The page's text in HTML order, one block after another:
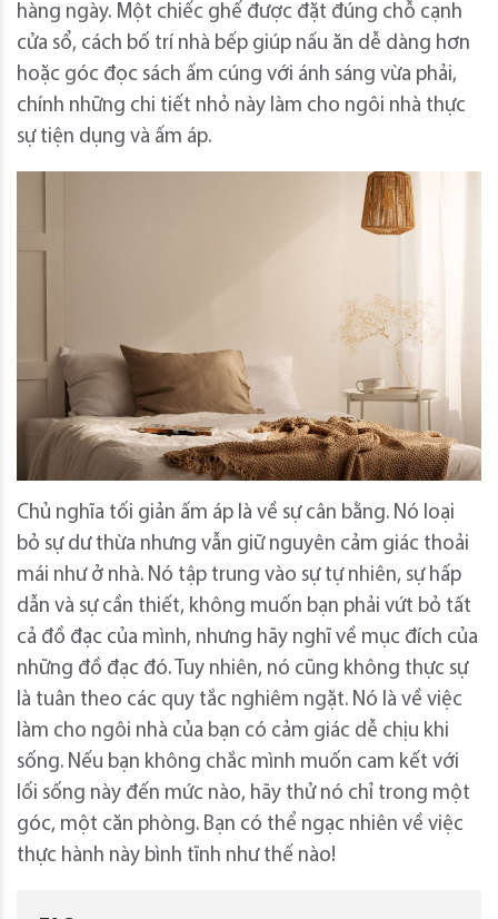
hàng ngày. Một chiếc ghế được đặt đúng chỗ cạnh
cửa sổ, cách bố trí nhà bếp giúp nấu ăn dễ dàng hơn
hoặc góc đọc sách ấm cúng với ánh sáng vừa phải,
chính những chi tiết nhỏ này làm cho ngôi nhà thực
sự tiện dụng và ấm áp.
Chủ nghĩa tối giản ấm áp là về sự cân bằng. Nó loại
bỏ sự dư thừa nhưng vẫn giữ nguyên cảm giác thoải
mái như ở nhà. Nó tập trung vào sự tự nhiên, sự hấp
dẫn và sự cần thiết, không muốn bạn phải vứt bỏ tất
cả đồ đạc của mình, nhưng hãy nghĩ về mục đích của
những đồ đạc đó. Tuy nhiên, nó cũng không thực sự
là tuân theo các quy tắc nghiêm ngặt. Nó là về việc
làm cho ngôi nhà của bạn có cảm giác dễ chịu khi
sống. Nếu bạn không chắc mình muốn cam kết với
lối sống này đến mức nào, hãy thử nó chỉ trong một
góc, một căn phòng. Bạn có thể ngạc nhiên về việc
thực hành này bình tĩnh như thế nào!